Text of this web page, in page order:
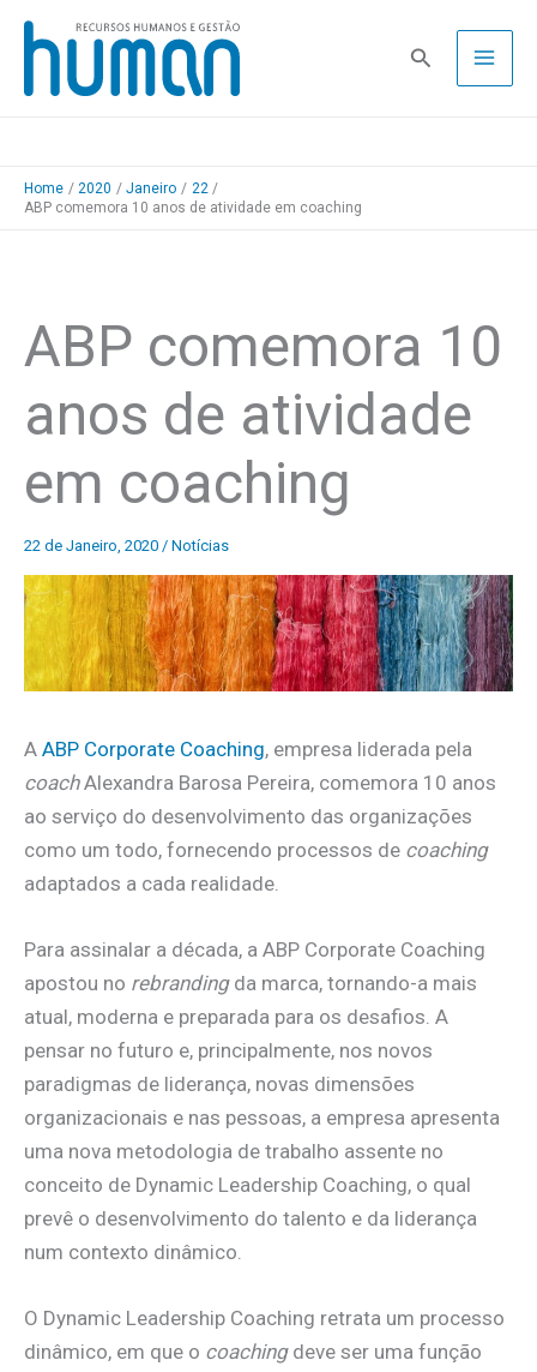
Skip
content
Pesquisa
Home 2020 Janeiro
22
ABP comemora 10 anos de atividade em coaching
ABP comemora 10
anos de atividade
em coaching
22 de Janeiro, 2020 / Notícias
A ABP Corporate Coaching, empresa liderada pela
coachAlexandra Barosa Pereira, comemora 10 anos
ao serviço do desenvolvimento das organizações
como um todo, fornecendo processos de coaching
adaptados a cada realidade.
Para assinalar a década, a ABP Corporate Coaching
apostou no rebrandingda marca, tornando-a mais
atual, moderna e preparada para os desafios. A
pensar no futuro e, principalmente, nos novos
paradigmas de liderança, novas dimensões
organizacionais e nas pessoas, a empresa apresenta
uma nova metodologia de trabalho assente no
conceito de Dynamic Leadership Coaching, o qual
prevê o desenvolvimento do talento e da liderança
num contexto dinâmico.
O Dynamic Leadership Coaching retrata um processo
dinâmico, em que o coachingdeve ser uma função